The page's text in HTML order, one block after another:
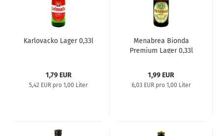
Karlovacko Lager 0,33l
1,79 EUR
5,42 EUR pro 1,00 Liter
Menabrea Bionda
Premium Lager 0,33l
1,99 EUR
6,03 EUR pro 1,00 Liter